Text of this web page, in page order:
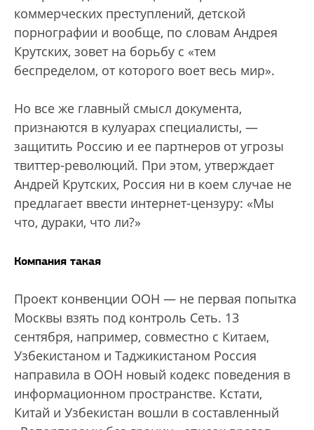
коммерческих преступлений, детской
порнографии и вообще, по словам Андрея
Крутских, зовет на борьбу с «тем
беспределом, от которого воет весь мир».
Но все же главный смысл документа,
признаются в кулуарах специалисты, —
защитить Россию и ее партнеров от угрозы
твиттер-революций. При этом, утверждает
Андрей Крутских, Россия ни в коем случае не
предлагает ввести интернет-цензуру: «Мы
что, дураки, что ли?»
Компания такая
Проект конвенции ООН — не первая попытка
Москвы взять под контроль Сеть. 13
сентября, например, совместно с Китаем,
Узбекистаном и Таджикистаном Россия
направила в ООН новый кодекс поведения в
информационном пространстве. Кстати,
Китай и Узбекистан вошли в составленный